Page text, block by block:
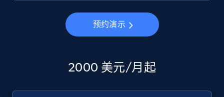
预约演示
2000 美元/月起